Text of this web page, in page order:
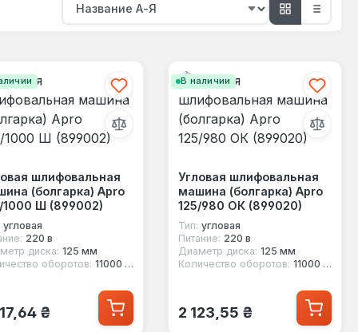
шлифовальная
(болгарка) Apro
1000 Ш (899002)
угловая
220 в
диска: 125 мм
оборотов: 11000 об/мин
цена:
₴
В наличии
Угловая шлифовальная
машина (болгарка) Apro
125/980 ОК (899020)
Тип: угловая
Питание: 220 в
Диаметр диска: 125 мм
Количество оборотов: 11000 об/мин
Обычная цена:
2 123,55 ₴